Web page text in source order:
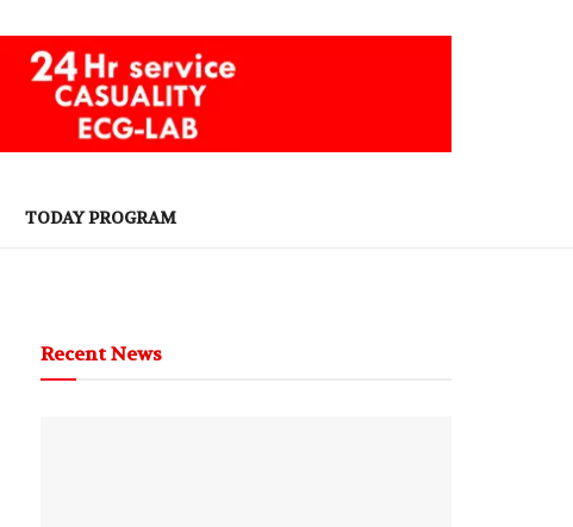
TODAY PROGRAM
Recent News